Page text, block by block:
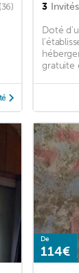
(36) 3 Invités
Doté
gratuite
De
114€